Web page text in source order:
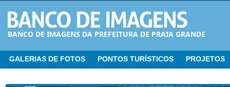
BANCO DE IMAGENS DA PREFEITURA DE PRAIA GRANDE
GALERIAS DE FOTOS PONTOS TURÍSTICOS PROJETOS